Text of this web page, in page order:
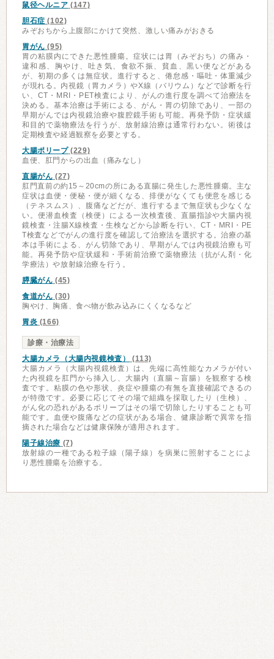
鼠径ヘルニア (147)
胆石症 (102)
みぞおちから上腹部にかけて突然、激しい痛みがおきる
胃がん (95)
胃の粘膜内にできた悪性腫瘍。症状には胃（みぞおち）の痛み・
違和感、胸やけ、吐き気、食欲不振、貧血、黒い便などがある
が、初期の多くは無症状。進行すると、倦怠感・嘔吐・体重減少
が現れる。内視鏡（胃カメラ）やX線（バリウム）などで診断を行
い、CT・MRI・PET検査により、がんの進行度を調べて治療法を
決める。基本治療は手術による、がん・胃の切除であり、一部の
早期がんでは内視鏡治療や腹腔鏡手術も可能。再発予防・症状緩
和目的で薬物療法を行うが、放射線治療は通常行わない。術後は
定期検査や経過観察を必要とする。
大腸ポリープ(229)
血便、肛門からの出血（痛みなし）
直腸がん (27)
肛門直前の約15～20cmの所にある直腸に発生した悪性腫瘍。主な
症状は血便・便秘・便が細くなる、排便がなくても便意を感じる
（テネスムス）、腹痛などだが、進行するまで無症状も少なくな
い。便潜血検査（検便）による一次検査後、直腸指診や大腸内視
鏡検査・注腸X線検査・生検などから診断を行い、CT・MRI・PE
T検査などでがんの進行度を確認して治療法を選択する。治療の基
本は手術による、がん切除であり、早期がんでは内視鏡治療も可
能。再発予防や症状緩和・手術前治療で薬物療法（抗がん剤・化
学療法）や放射線治療を行う。
膵臓がん (45)
食道がん (30)
胸やけ、胸痛、食べ物が飲み込みにくくなるなど
胃炎 (166)
診療・治療法
大腸カメラ（大腸内視鏡検査）
(113)
大腸カメラ（大腸内視鏡検査）は、先端に高性能なカメラが付い
た内視鏡を肛門から挿入し、大腸内（直腸～盲腸）を観察する検
査です。粘膜の色や形状、炎症や腫瘍の有無を直接確認できるの
が特徴です。必要に応じてその場で組織を採取したり（生検）、
がん化の恐れがあるポリープはその場で切除したりすることも可
能です。血便や腹痛などの症状がある場合、健康診断で異常を指
摘された場合などは健康保険が適用されます。
陽子線治療 (7)
放射線の一種である粒子線（陽子線）を病巣に照射することによ
り悪性腫瘍を治療する。